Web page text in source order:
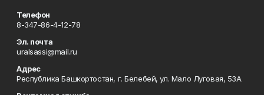
Телефон
8-347-86-4-12-78
Эл. почта
uralsassi@mail.ru
Адрес
Республика Башкортостан, г. Белебей, ул. Мало Луговая, 53А